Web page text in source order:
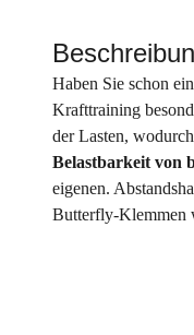
Haben Sie schon
Krafttraining
der Lasten,
Belastbarkeit von
eigenen.
Butterfly-Klemmen